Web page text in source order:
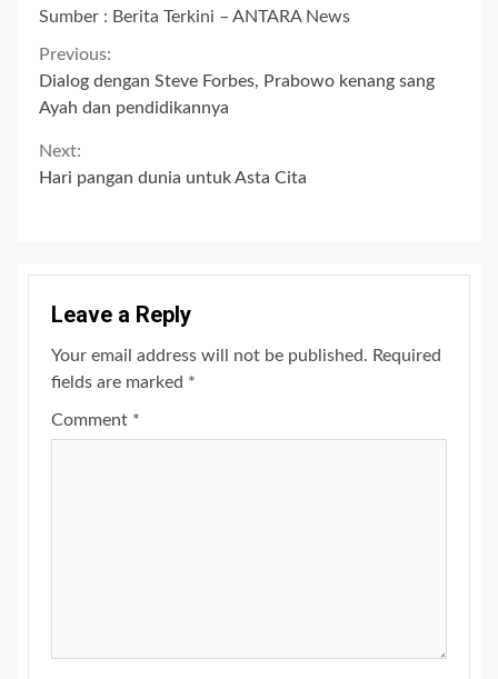
Sumber : Berita Terkini – ANTARA News
Continue
Reading
Previous:
Dialog dengan Steve Forbes, Prabowo kenang sang
Ayah dan pendidikannya
Next:
Hari pangan dunia untuk Asta Cita
Leave a Reply
Your email address will not be published. Required
fields are marked *
Comment *